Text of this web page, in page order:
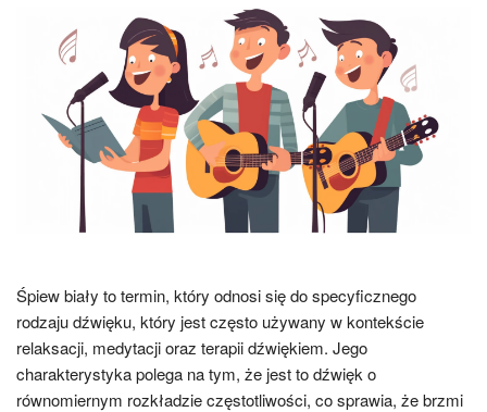
Śpiew biały to termin, który odnosi się do specyficznego
rodzaju dźwięku, który jest często używany w kontekście
relaksacji, medytacji oraz terapii dźwiękiem. Jego
charakterystyka polega na tym, że jest to dźwięk o
równomiernym rozkładzie częstotliwości, co sprawia, że brzmi